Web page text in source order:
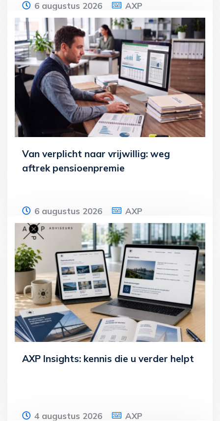
6 augustus 2026 AXP
Een bv drijft een uitzendbureau en een
klussenbedrijf. De enige aandeelhouder is
een vrouw, die samen met haar partner
Lees meer
Van verplicht naar vrijwillig: weg
aftrek pensioenpremie
6 augustus 2026 AXP
Een werknemer was tot 2017 verplicht
verzekerd in Luxemburg en bouwde daar
pensioen op. Daarna wordt hij verplicht
Lees meer
AXP Insights: kennis die u verder helpt
4 augustus 2026 AXP